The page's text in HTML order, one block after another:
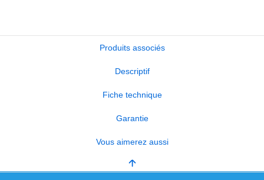
Produits associés
Descriptif
Fiche technique
Garantie
Vous aimerez aussi